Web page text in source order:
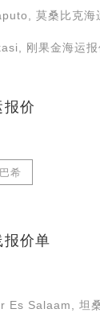
莫桑比克海
刚果金海运报
报价
希
报价单
Es Salaam, 坦